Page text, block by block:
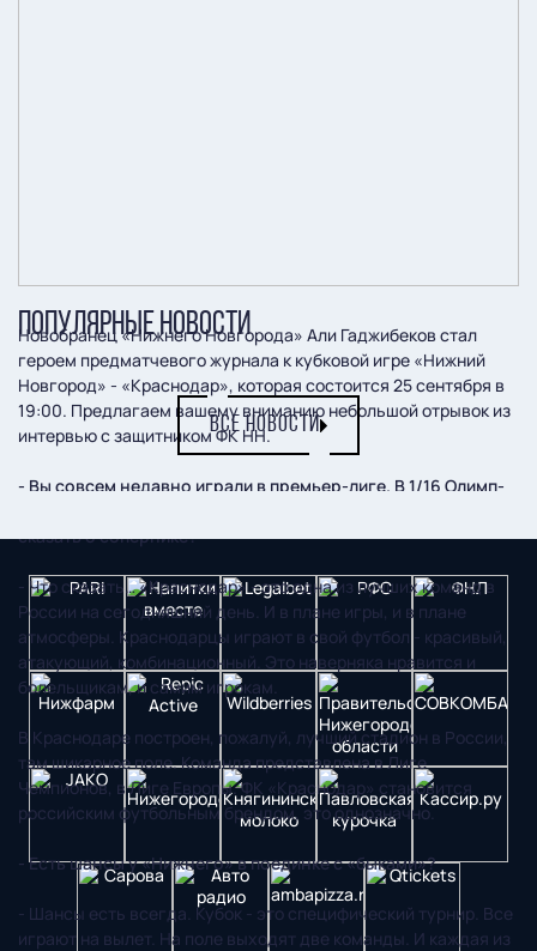
Новобранец «Нижнего Новгорода» Али Гаджибеков стал
героем предматчевого журнала к кубковой игре «Нижний
Новгород» - «Краснодар», которая состоится 25 сентября в
19:00. Предлагаем вашему вниманию небольшой отрывок из
интервью с защитником ФК НН.
- Вы совсем недавно играли в премьер-лиге. В 1/16 Олимп-
сказать о сопернике?
- Что сказать… «Краснодар» - это одна из лучших команд в
России на сегодняшний день. И в плане игры, и в плане
атмосферы. Краснодарцы играют в свой футбол - красивый,
атакующий, комбинационный. Это наверняка нравится и
болельщикам, и самим игрокам.
В Краснодаре построен, пожалуй, лучший стадион в России,
там шикарное поле. Команда представлена в Лиге
Чемпионов, в Лиге Европы. ФК «Краснодар» становится
российским футбольным брендом, это однозначно.
- Есть шансы у «Нижнего» в поединке с «быками»?
- Шансы есть всегда. Кубок - это специфический турнир. Все
играют на вылет. На поле выходят две команды. И каждая из
ПОПУЛЯРНЫЕ НОВОСТИ
ВСЕ НОВОСТИ